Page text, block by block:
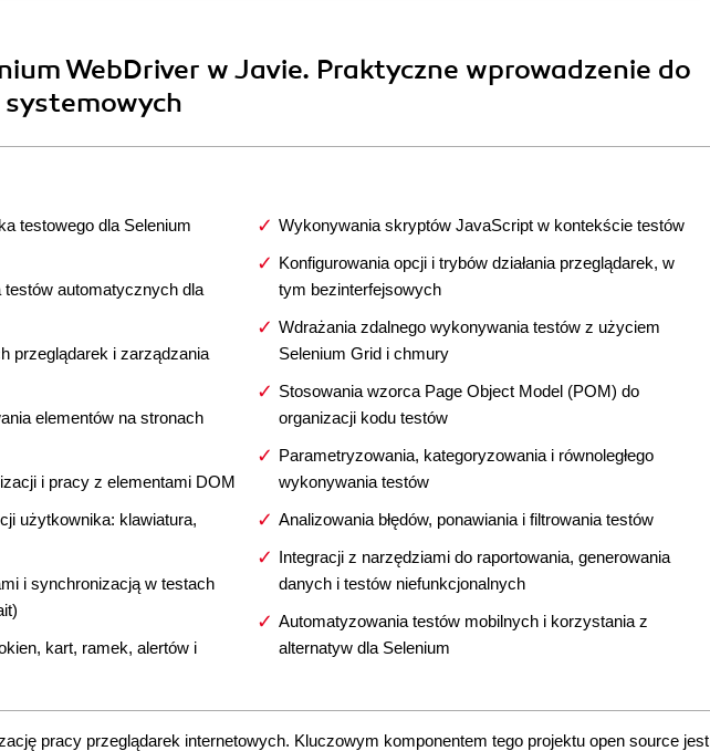
WebDriver w Javie. Praktyczne wprowadzenie do
testowego dla Selenium
testów automatycznych dla
przeglądarek i zarządzania
elementów na stronach
i pracy z elementami DOM
użytkownika: klawiatura,
i synchronizacją w testach
kart, ramek, alertów i
Wykonywania skryptów JavaScript w kontekście testów
Konfigurowania opcji i trybów działania przeglądarek, w
tym bezinterfejsowych
Wdrażania zdalnego wykonywania testów z użyciem
Selenium Grid i chmury
Stosowania wzorca Page Object Model (POM) do
organizacji kodu testów
Parametryzowania, kategoryzowania i równoległego
wykonywania testów
Analizowania błędów, ponawiania i filtrowania testów
Integracji z narzędziami do raportowania, generowania
danych i testów niefunkcjonalnych
Automatyzowania testów mobilnych i korzystania z
alternatyw dla Selenium
pracy przeglądarek internetowych. Kluczowym komponentem tego projektu open source jest